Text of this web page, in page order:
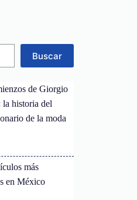
Buscar
de Giorgio
historia del
de la moda
más
en México